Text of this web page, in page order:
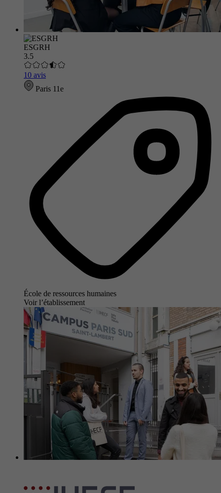
ESGRH
3.5
10 avis
Paris 11e
École de ressources humaines
Voir l’établissement